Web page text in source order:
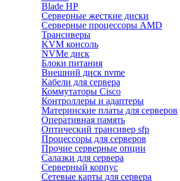
Blade HP
Серверные жесткие диски
Серверные процессоры AMD
Трансиверы
KVM консоль
NVMe диск
Блоки питания
Внешний диск nvme
Кабели для сервера
Коммутаторы Cisco
Контроллеры и адаптеры
Материнские платы для серверов
Оперативная память
Оптический трансивер sfp
Процессоры для серверов
Прочие серверные опции
Салазки для сервера
Серверный корпус
Сетевые карты для сервера